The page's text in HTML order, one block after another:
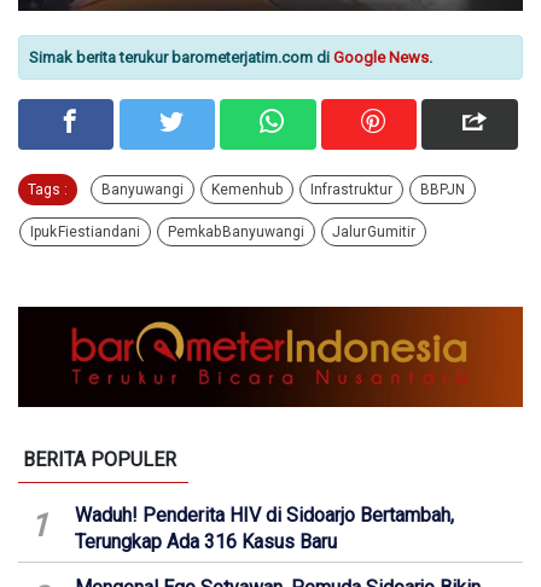
Simak berita terukur barometerjatim.com di Google News.
Tags : Banyuwangi Kemenhub Infrastruktur BBPJN
Ipuk Fiestiandani Pemkab Banyuwangi Jalur Gumitir
BERITA POPULER
1
Waduh! Penderita HIV di Sidoarjo Bertambah,
Terungkap Ada 316 Kasus Baru